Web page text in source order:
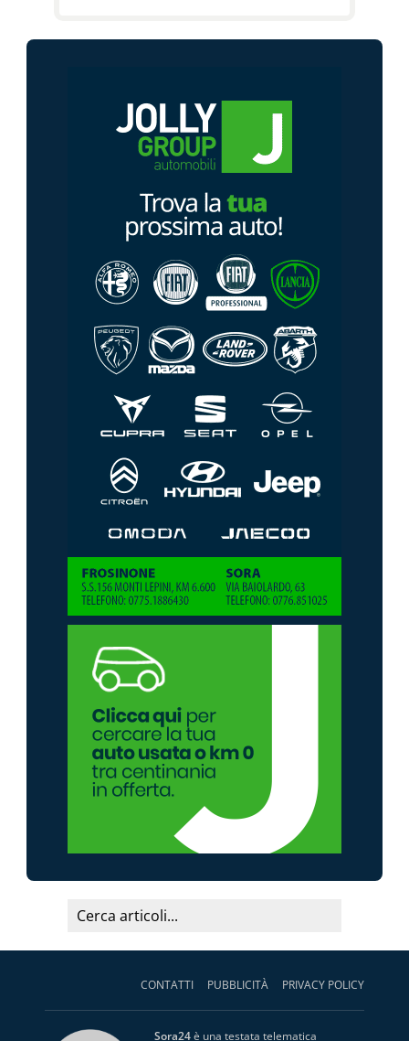
CONTATTI PUBBLICITÀ PRIVACY POLICY
Sora24è una testata telematica